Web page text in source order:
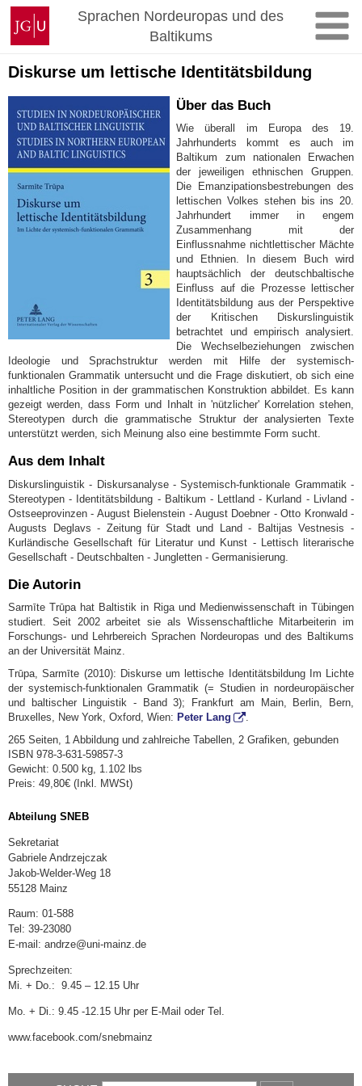
Zum
Inhalt
springen
Johannes
Gutenberg-
Universität
Mainz
Sprachen Nordeuropas und des
Baltikums
Diskurse um lettische Identitätsbildung
Über das Buch
Wie überall im Europa des 19.
Jahrhunderts kommt es auch im
Baltikum zum nationalen Erwachen
der jeweiligen ethnischen Gruppen.
Die Emanzipationsbestrebungen des
lettischen Volkes stehen bis ins 20.
Jahrhundert immer in engem
Zusammenhang mit der
Einflussnahme nichtlettischer Mächte
und Ethnien. In diesem Buch wird
hauptsächlich der deutschbaltische
Einfluss auf die Prozesse lettischer
Identitätsbildung aus der Perspektive
der Kritischen Diskurslinguistik
betrachtet und empirisch analysiert.
Die Wechselbeziehungen zwischen
Ideologie und Sprachstruktur werden mit Hilfe der systemisch-
funktionalen Grammatik untersucht und die Frage diskutiert, ob sich eine
inhaltliche Position in der grammatischen Konstruktion abbildet. Es kann
gezeigt werden, dass Form und Inhalt in 'nützlicher' Korrelation stehen,
Stereotypen durch die grammatische Struktur der analysierten Texte
unterstützt werden, sich Meinung also eine bestimmte Form sucht.
Aus dem Inhalt
Diskurslinguistik - Diskursanalyse - Systemisch-funktionale Grammatik -
Stereotypen - Identitätsbildung - Baltikum - Lettland - Kurland - Livland -
Ostseeprovinzen - August Bielenstein - August Doebner - Otto Kronwald -
Augusts Deglavs - Zeitung für Stadt und Land - Baltijas Vestnesis -
Kurländische Gesellschaft für Literatur und Kunst - Lettisch literarische
Gesellschaft - Deutschbalten - Jungletten - Germanisierung.
Die Autorin
Sarmīte Trūpa hat Baltistik in Riga und Medienwissenschaft in Tübingen
studiert. Seit 2002 arbeitet sie als Wissenschaftliche Mitarbeiterin im
Forschungs- und Lehrbereich Sprachen Nordeuropas und des Baltikums
an der Universität Mainz.
Trūpa, Sarmīte (2010): Diskurse um lettische Identitätsbildung Im Lichte
der systemisch-funktionalen Grammatik (= Studien in nordeuropäischer
und baltischer Linguistik - Band 3); Frankfurt am Main, Berlin, Bern,
Bruxelles, New York, Oxford, Wien: Peter Lang
.
265 Seiten, 1 Abbildung und zahlreiche Tabellen, 2 Grafiken, gebunden
ISBN 978-3-631-59857-3
Gewicht: 0.500 kg, 1.102 lbs
Preis: 49,80€ (Inkl. MWSt)
Abteilung SNEB
Sekretariat
Gabriele Andrzejczak
Jakob-Welder-Weg 18
55128 Mainz
Raum: 01-588
Tel: 39-23080
E-mail: andrze@uni-mainz.de
Sprechzeiten:
Mi. + Do.: 9.45 – 12.15 Uhr
Mo. + Di.: 9.45 -12.15 Uhr per E-Mail oder Tel.
www.facebook.com/snebmainz